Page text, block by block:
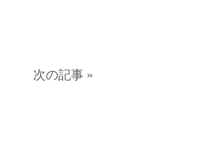
次の記事 »